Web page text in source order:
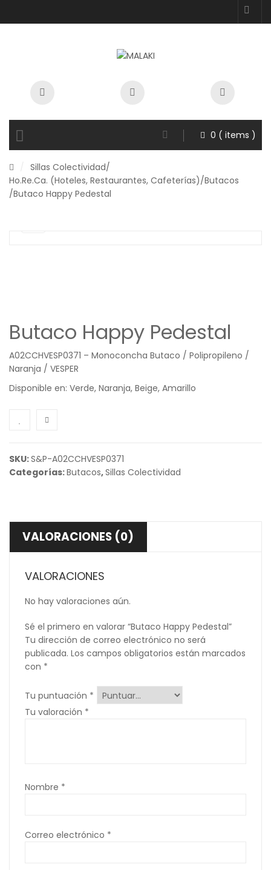
0 ( items )
Sillas Colectividad/
Ho.Re.Ca. (Hoteles, Restaurantes, Cafeterías)/Butacos
/Butaco Happy Pedestal
Butaco Happy Pedestal
A02CCHVESP0371 – Monoconcha Butaco / Polipropileno /
Naranja / VESPER
Disponible en: Verde, Naranja, Beige, Amarillo
SKU:S&P-A02CCHVESP0371
Categorías:Butacos,Sillas Colectividad
VALORACIONES (0)
VALORACIONES
No hay valoraciones aún.
Sé el primero en valorar “Butaco Happy Pedestal”
Tu dirección de correo electrónico no será
publicada. Los campos obligatorios están marcados
con *
Tu puntuación *
Tu valoración *
Nombre *
Correo electrónico *